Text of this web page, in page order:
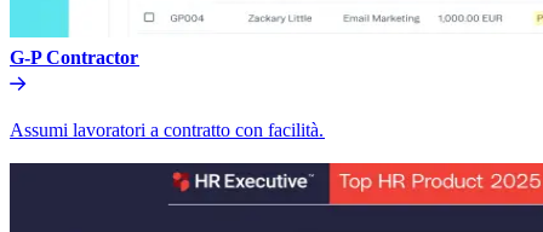
G-P Contractor​​
Assumi lavoratori a contratto con facilità.​​